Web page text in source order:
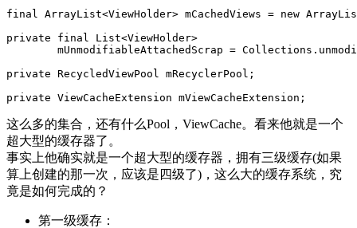
final ArrayList<ViewHolder> mCachedViews = new
private
final List<ViewHolder>
mUnmodifiableAttachedScrap = Collections .
private RecycledViewPool mRecyclerPool ;
private ViewCacheExtension mViewCacheExtension ;
这么多的集合，还有什么Pool，ViewCache。看来他就是一个
超大型的缓存器了。
事实上他确实就是一个超大型的缓存器，拥有三级缓存(如果
算上创建的那一次，应该是四级了)，这么大的缓存系统，究
竟是如何完成的？
第一级缓存：